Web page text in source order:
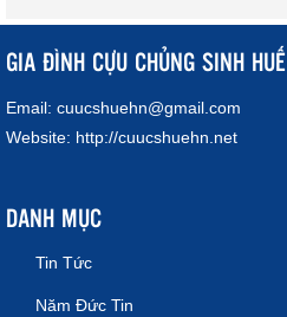
GIA ĐÌNH CỰU CHỦNG SINH HUẾ
Email: cuucshuehn@gmail.com
Website: http://cuucshuehn.net
DANH MỤC
Tin Tức
Năm Đức Tin